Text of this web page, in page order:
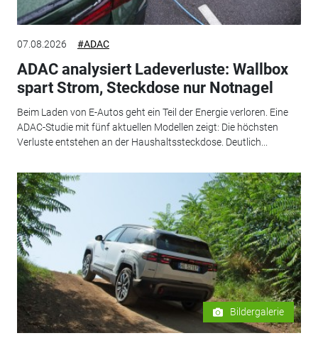
07.08.2026 #ADAC
ADAC analysiert Ladeverluste: Wallbox
spart Strom, Steckdose nur Notnagel
Beim Laden von E-Autos geht ein Teil der Energie verloren. Eine
ADAC-Studie mit fünf aktuellen Modellen zeigt: Die höchsten
Verluste entstehen an der Haushaltssteckdose. Deutlich...
Bildergalerie